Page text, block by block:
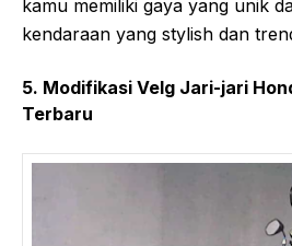
kamu memiliki gaya yang unik
kendaraan yang stylish dan
5. Modifikasi Velg Jari-jari
Terbaru